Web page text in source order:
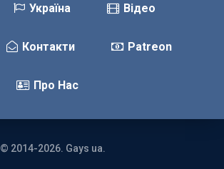
Україна Відео
Контакти Patreon
Про Нас
© 2014-2026. Gays ua.